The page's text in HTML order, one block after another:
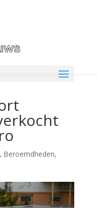
, Beroemdheden,